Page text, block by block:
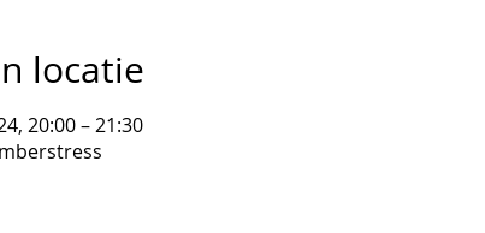
locatie
20:00 – 21:30